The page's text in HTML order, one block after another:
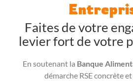
Faites de votre
levier fort de votre
En soutenant la Banque
démarche RSE concrète